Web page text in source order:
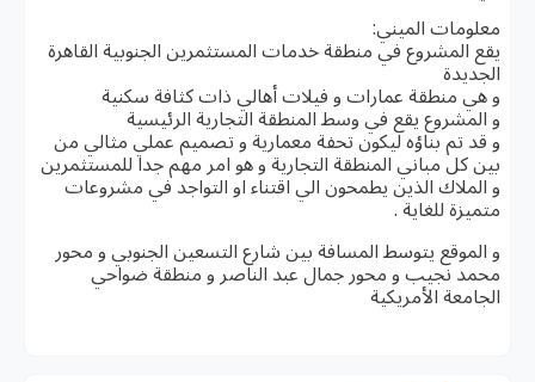
معلومات الميني:
يقع المشروع في منطقة خدمات المستثمرين الجنوبية القاهرة
الجديدة
و هي منطقة عمارات و فيلات أهالي ذات كثافة سكنية
و المشروع يقع في وسط المنطقة التجارية الرئيسية
و قد تم بناؤه ليكون تحفة معمارية و تصميم عملي مثالي من
بين كل مباني المنطقة التجارية و هو امر مهم جدا للمستثمرين
و الملاك الذين يطمحون الي اقتناء او التواجد في مشروعات
متميزة للغاية .
و الموقع يتوسط المسافة بين شارع التسعين الجنوبي و محور
محمد نجيب و محور جمال عبد الناصر و منطقة ضواحي
الجامعة الأمريكية